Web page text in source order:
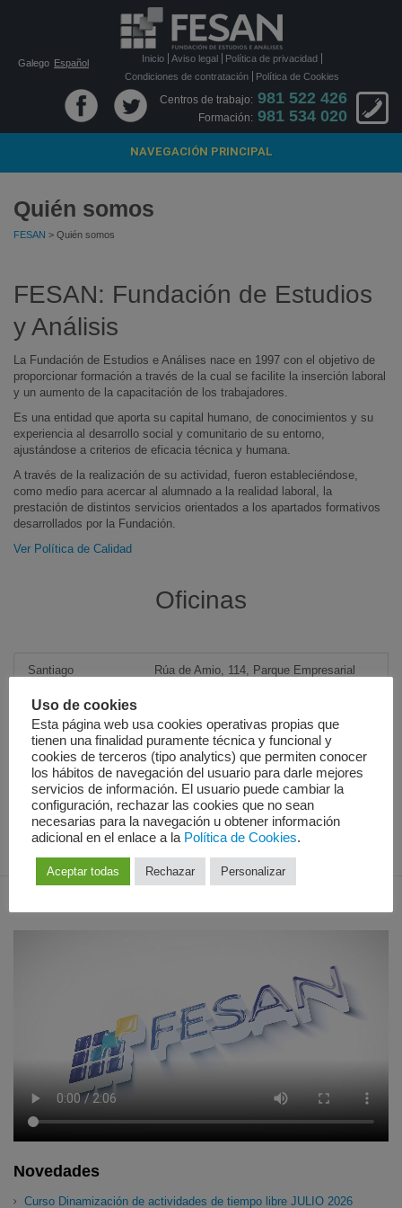
Galego Español Inicio Aviso legal
Política de privacidad
Condiciones de contratación
Política de Cookies
Centros de trabajo: 981 522 426
Formación: 981 534 020
NAVEGACIÓN PRINCIPAL
Quién somos
FESAN > Quién somos
FESAN: Fundación de Estudios
y Análisis
La Fundación de Estudios e Análises nace en 1997 con el objetivo de
proporcionar formación a través de la cual se facilite la inserción laboral
y un aumento de la capacitación de los trabajadores.
Es una entidad que aporta su capital humano, de conocimientos y su
experiencia al desarrollo social y comunitario de su entorno,
ajustándose a criterios de eficacia técnica y humana.
A través de la realización de su actividad, fueron estableciéndose,
como medio para acercar al alumnado a la realidad laboral, la
prestación de distintos servicios orientados a los apartados formativos
desarrollados por la Fundación.
Ver Política de Calidad
Oficinas
Santiago
Rúa de Amio, 114, Parque Empresarial
Fax: 981 522223
Ver mapa
Novedades
Curso Dinamización de actividades de tiempo libre JULIO 2026
Uso de cookies
Esta página web usa cookies operativas propias que
tienen una finalidad puramente técnica y funcional y
cookies de terceros (tipo analytics) que permiten conocer
los hábitos de navegación del usuario para darle mejores
servicios de información. El usuario puede cambiar la
configuración, rechazar las cookies que no sean
necesarias para la navegación u obtener información
adicional en el enlace a la Política de Cookies.
Aceptar todas Rechazar Personalizar